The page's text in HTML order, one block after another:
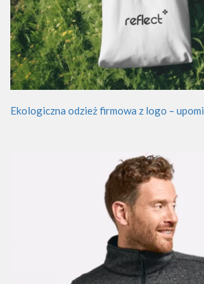
Ekologiczna odzież firmowa z logo –